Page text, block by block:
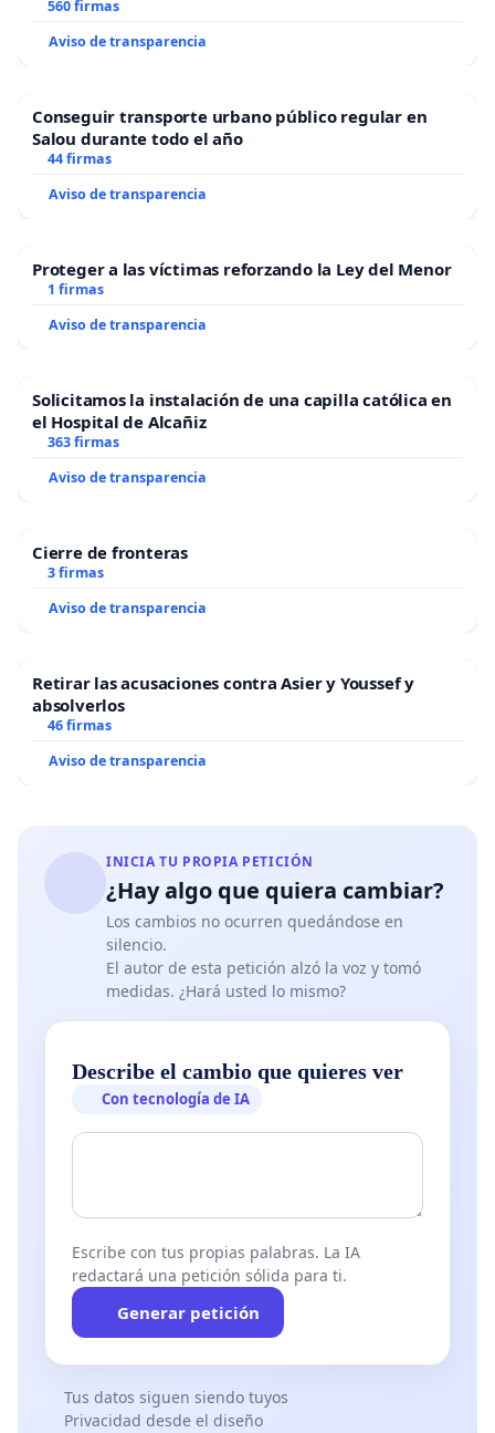
“Mazinger”
560 firmas
Aviso de transparencia
Conseguir transporte urbano público regular en
Salou durante todo el año
44 firmas
Aviso de transparencia
Proteger a las víctimas reforzando la Ley del Menor
1 firmas
Aviso de transparencia
Solicitamos la instalación de una capilla católica en
el Hospital de Alcañiz
363 firmas
Aviso de transparencia
Cierre de fronteras
3 firmas
Aviso de transparencia
Retirar las acusaciones contra Asier y Youssef y
absolverlos
46 firmas
Aviso de transparencia
INICIA TU PROPIA PETICIÓN
¿Hay algo que quiera cambiar?
Los cambios no ocurren quedándose en
silencio.
El autor de esta petición alzó la voz y tomó
medidas. ¿Hará usted lo mismo?
Describe el cambio que quieres ver
Con tecnología de IA
Escribe con tus propias palabras. La IA
redactará una petición sólida para ti.
Generar petición
Tus datos siguen siendo tuyos
Privacidad desde el diseño